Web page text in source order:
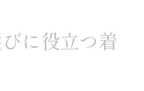
に役立つ着